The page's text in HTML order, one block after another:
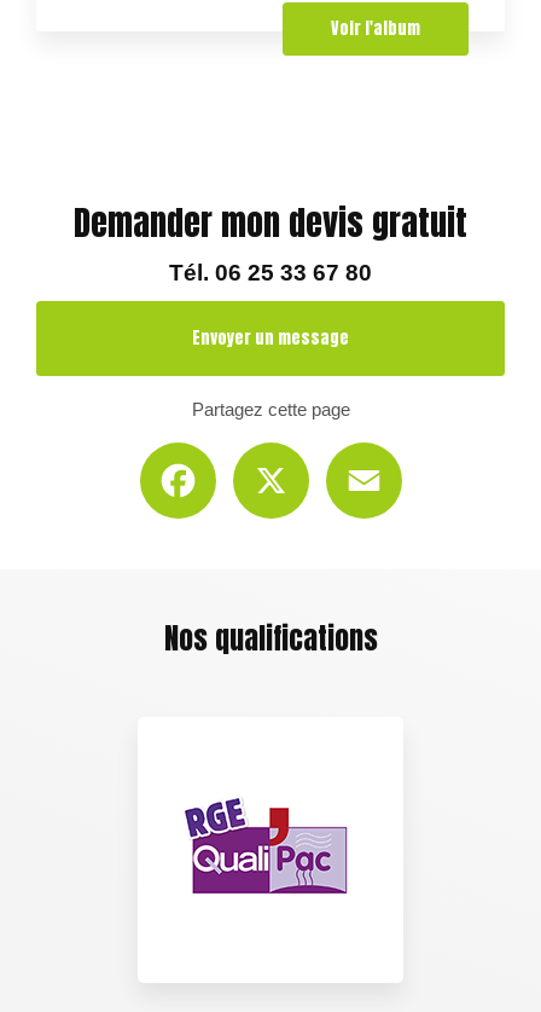
Voir l'album
Demander mon devis gratuit
Tél. 06 25 33 67 80
Envoyer un message
Partagez cette page
Facebook
Nos qualifications